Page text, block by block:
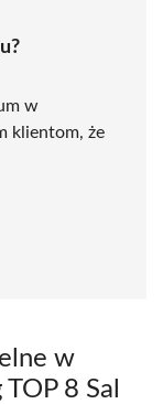
w
klientom, że
w
8 Sal